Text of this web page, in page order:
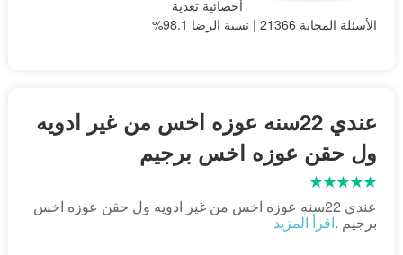
أخصائية تغذية
الأسئلة المجابة 21366 | نسبة الرضا 98.1%
عندي 22سنه عوزه اخس من غير ادويه
ول حقن عوزه اخس برجيم
عندي 22سنه عوزه اخس من غير ادويه ول حقن عوزه اخس
برجيم .اقرأ المزيد